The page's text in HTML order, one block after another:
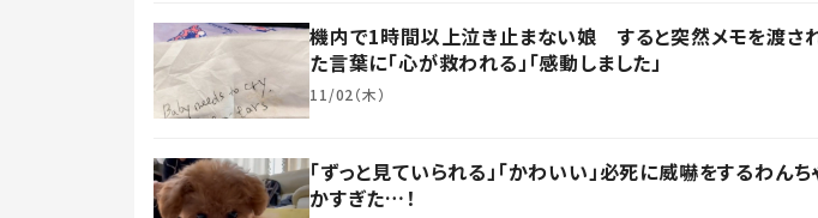
機内で1時間以上泣き止まない娘 すると突然メモを渡さ
た言葉に「心が救われる」「感動しました」
11/02（木）
「ずっと見ていられる」「かわいい」必死に威嚇をするわ
かすぎた…！